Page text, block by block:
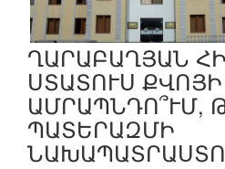
ՂԱՐԱԲԱՂՅԱՆ
ՍՏԱՏՈՒՍ ՔՎՈՅԻ
ԱՄՐԱՊՆԴՈ՞ՒՄ,
ՊԱՏԵՐԱԶՄԻ